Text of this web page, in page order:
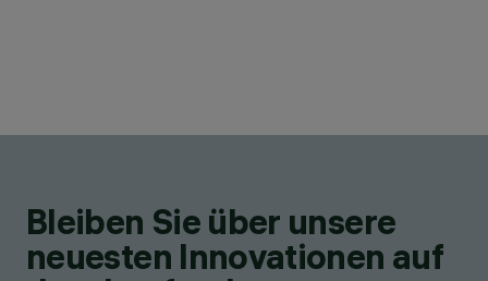
Bleiben Sie über unsere
neuesten Innovationen auf